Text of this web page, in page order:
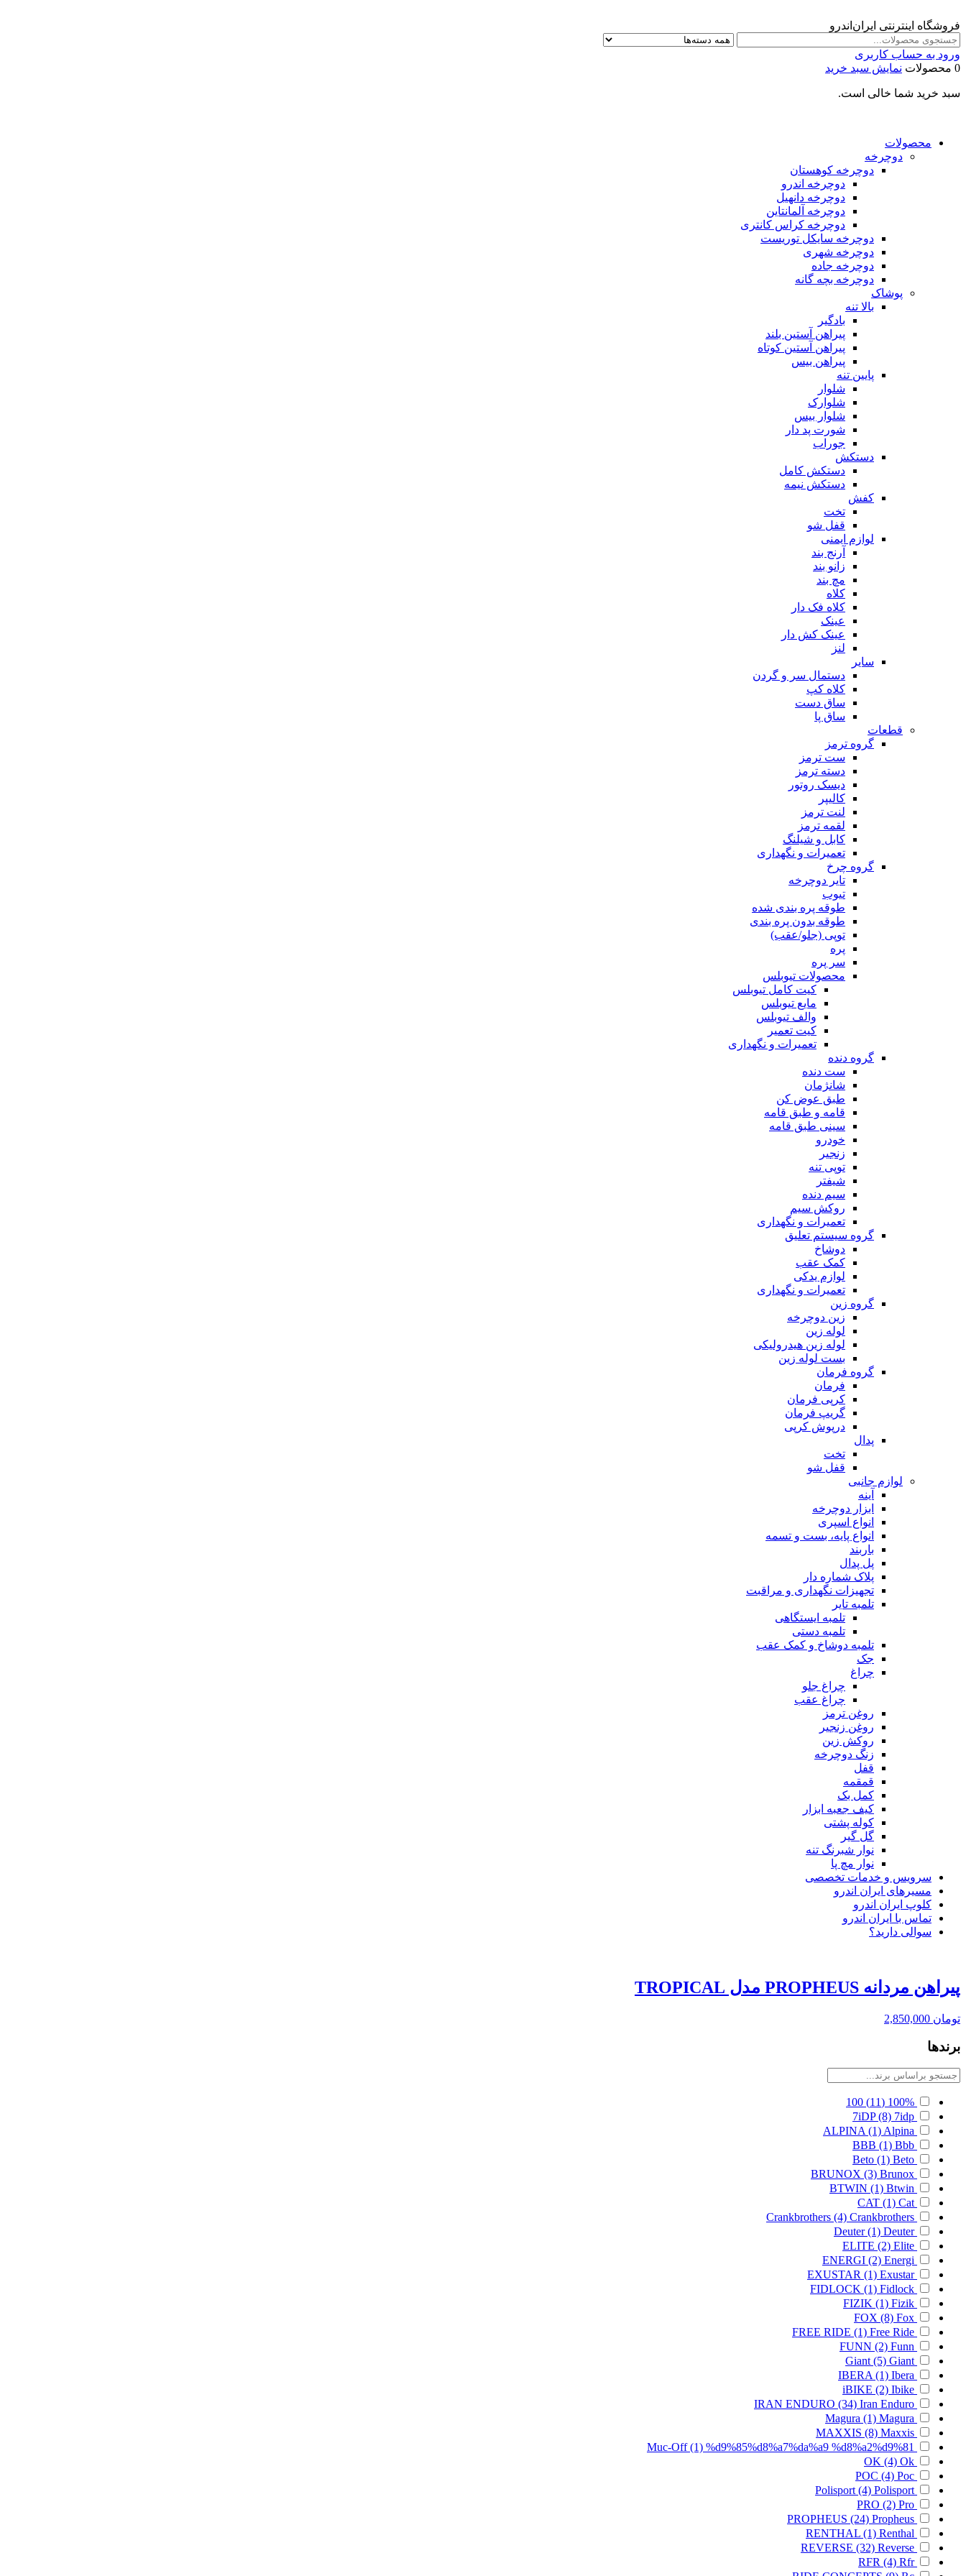
فروشگاه اینترنتی ایران‌اندرو
ورود به حساب کاربری
0 محصولات
نمایش سبد خرید
سبد خرید شما خالی است.
محصولات
دوچرخه
دوچرخه کوهستان
دوچرخه اندرو
دوچرخه دانهیل
دوچرخه آلمانتاین
دوچرخه کراس کانتری
دوچرخه سایکل توریست
دوچرخه شهری
دوچرخه جاده
دوچرخه بچه گانه
پوشاک
بالا تنه
بادگیر
پیراهن آستین بلند
پیراهن آستین کوتاه
پیراهن بیس
پایین تنه
شلوار
شلوارک
شلوار بیس
شورت پد دار
جوراب
دستکش
دستکش کامل
دستکش نیمه
کفش
تخت
قفل شو
لوازم ایمنی
آرنج بند
زانو بند
مچ بند
کلاه
کلاه فک دار
عینک
عینک کش دار
لنز
سایر
دستمال سر و گردن
کلاه کپ
ساق دست
ساق پا
قطعات
گروه ترمز
ست ترمز
دسته ترمز
دیسک روتور
کالیپر
لنت ترمز
لقمه ترمز
کابل و شیلنگ
تعمیرات و نگهداری
گروه چرخ
تایر دوچرخه
تیوب
طوقه پره بندی شده
طوقه بدون پره بندی
توپی (جلو/عقب)
پره
سر پره
محصولات تیوبلس
کیت کامل تیوبلس
مایع تیوبلس
والف تیوبلس
کیت تعمیر
تعمیرات و نگهداری
گروه دنده
ست دنده
شانژمان
طبق عوض کن
قامه و طبق قامه
سینی طبق قامه
خودرو
زنجیر
توپی تنه
شیفتر
سیم دنده
روکش سیم
تعمیرات و نگهداری
گروه سیستم تعلیق
دوشاخ
کمک عقب
لوازم یدکی
تعمیرات و نگهداری
گروه زین
زین دوچرخه
لوله زین
لوله زین هیدرولیکی
بست لوله زین
گروه فرمان
فرمان
کرپی فرمان
گریپ فرمان
درپوش کرپی
پدال
تخت
قفل شو
لوازم جانبی
آینه
ابزار دوچرخه
انواع اسپری
انواع پایه، بست و تسمه
باربند
پل پدال
پلاک شماره دار
تجهیزات نگهداری و مراقبت
تلمبه تایر
تلمبه ایستگاهی
تلمبه دستی
تلمبه دوشاخ و کمک عقب
جک
چراغ
چراغ جلو
چراغ عقب
روغن ترمز
روغن زنجیر
روکش زین
زنگ دوچرخه
قفل
قمقمه
کمل بک
کیف جعبه ابزار
کوله پشتی
گل گیر
نوار شبرنگ تنه
نوار مچ پا
سرویس و خدمات تخصصی
مسیرهای ایران اندرو
کلوپ ایران اندرو
تماس با ایران اندرو
سوالی دارید؟
پیراهن مردانه PROPHEUS مدل TROPICAL
تومان
برندها
100%
(11)
100
7iDP (8) 7idp
ALPINA (1) Alpina
BBB (1) Bbb
Beto (1) Beto
BRUNOX (3) Brunox
BTWIN (1) Btwin
CAT (1) Cat
Crankbrothers (4) Crankbrothers
Deuter (1) Deuter
ELITE (2) Elite
ENERGI (2) Energi
EXUSTAR (1) Exustar
FIDLOCK (1) Fidlock
FIZIK (1) Fizik
FOX (8) Fox
FREE RIDE (1) Free Ride
FUNN (2) Funn
Giant (5) Giant
IBERA (1) Ibera
iBIKE (2) Ibike
IRAN ENDURO (34) Iran Enduro
Magura (1) Magura
MAXXIS (8) Maxxis
Muc-Off (1) %d9%85%d8%a7%da%a9 %d8%a2%d9%81
OK (4) Ok
POC (4) Poc
Polisport (4) Polisport
PRO (2) Pro
PROPHEUS (24) Propheus
RENTHAL (1) Renthal
REVERSE (32) Reverse
RFR (4) Rfr